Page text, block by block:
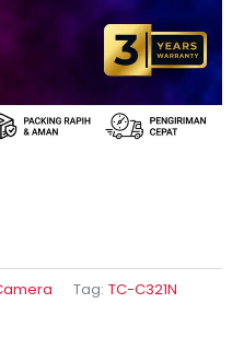
Tag: TC-C321N